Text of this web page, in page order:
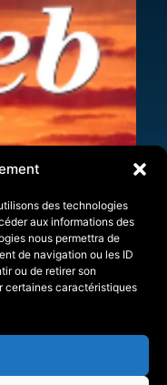
des technologies
aux informations des
nous permettra de
de navigation ou les ID
ou de retirer son
certaines caractéristiques